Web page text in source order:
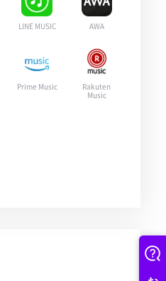
LINE MUSIC AWA
Prime Music
Rakuten
Music